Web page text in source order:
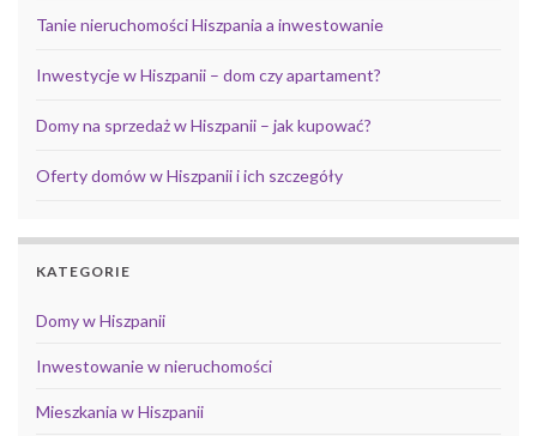
Tanie nieruchomości Hiszpania a inwestowanie
Inwestycje w Hiszpanii – dom czy apartament?
Domy na sprzedaż w Hiszpanii – jak kupować?
Oferty domów w Hiszpanii i ich szczegóły
KATEGORIE
Domy w Hiszpanii
Inwestowanie w nieruchomości
Mieszkania w Hiszpanii